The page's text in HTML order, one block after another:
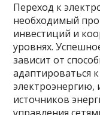
Переход к
необходимый
инвестиций и
уровнях.
зависит от
адаптироваться
электроэнергию,
источников